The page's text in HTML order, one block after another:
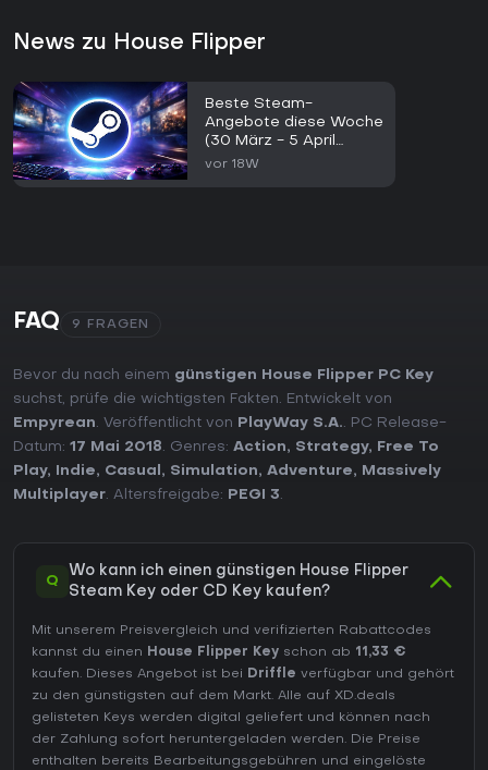
News zu House Flipper
Beste Steam-
Angebote diese Woche
(30 März - 5 April
2026)
vor 18W
FAQ 9 FRAGEN
Bevor du nach einem günstigen House Flipper PC Key
suchst, prüfe die wichtigsten Fakten. Entwickelt von
Empyrean. Veröffentlicht von PlayWay S.A.. PC Release-
Datum: 17 Mai 2018. Genres: Action, Strategy,
Free To
Play, Indie, Casual , Simulation, Adventure,
Massively
Multiplayer. Altersfreigabe: PEGI 3.
Q
Wo kann ich einen günstigen House Flipper
Steam Key oder CD Key kaufen?
Mit unserem Preisvergleich und verifizierten Rabattcodes
kannst du einen House Flipper Key schon ab 11,33 €
kaufen. Dieses Angebot ist bei Driffle verfügbar und gehört
zu den günstigsten auf dem Markt. Alle auf XD.deals
gelisteten Keys werden digital geliefert und können nach
der Zahlung sofort heruntergeladen werden. Die Preise
enthalten bereits Bearbeitungsgebühren und eingelöste